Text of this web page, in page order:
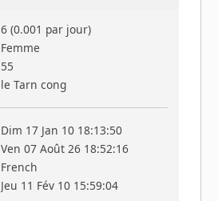
6 (0.001 par jour)
Femme
55
le Tarn cong
Dim 17 Jan 10 18:13:50
Ven 07 Août 26 18:52:16
French
Jeu 11 Fév 10 15:59:04